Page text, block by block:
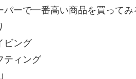
ーで一番高い商品を買ってみ
ング
ィング